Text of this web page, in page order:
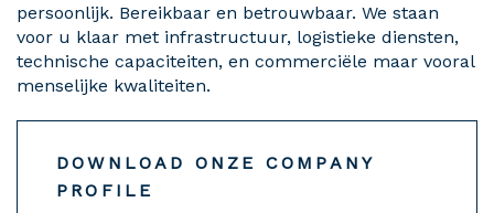
persoonlijk. Bereikbaar en betrouwbaar. We staan
voor u klaar met infrastructuur, logistieke diensten,
technische capaciteiten, en commerciële maar vooral
menselijke kwaliteiten.
DOWNLOAD ONZE COMPANY
PROFILE